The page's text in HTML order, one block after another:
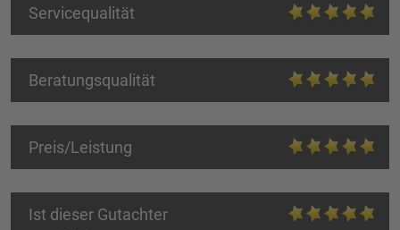
Servicequalität
Beratungsqualität
Preis/Leistung
Ist dieser Gutachter